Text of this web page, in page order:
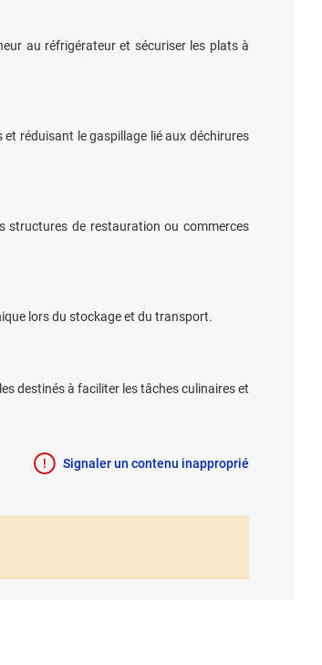
au réfrigérateur et sécuriser les plats à
réduisant le gaspillage lié aux déchirures
structures de restauration ou commerces
lors du stockage et du transport.
destinés à faciliter les tâches culinaires et
Signaler un contenu inapproprié